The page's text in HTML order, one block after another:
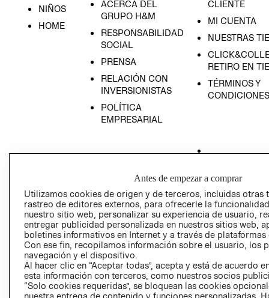
NIÑOS
HOME
ACERCA DEL
GRUPO H&M
RESPONSABILIDAD
SOCIAL
PRENSA
RELACIÓN CON
INVERSIONISTAS
POLÍTICA
EMPRESARIAL
CLIENTE
MI CUENTA
NUESTRAS
RETIRO EN
TÉRMINOS Y
CONDICIONES
AVISO DE
PRIVACIDAD
GIFT CARD
AVISO DE
Antes de empezar a comprar
Utilizamos cookies de origen y de terceros, incluidas otras
rastreo de editores externos, para ofrecerle la
nuestro sitio web, personalizar su experiencia de usuario,
entregar publicidad personalizada en nuestros sitios web,
boletines informativos en Internet y a través de plataformas
Con ese fin, recopilamos información sobre el usuario, los
navegación y el dispositivo.
Al hacer clic en “Aceptar todas”, acepta y está de acuerdo
esta información con terceros, como nuestros socios
“Solo cookies requeridas”, se bloquean las cookies